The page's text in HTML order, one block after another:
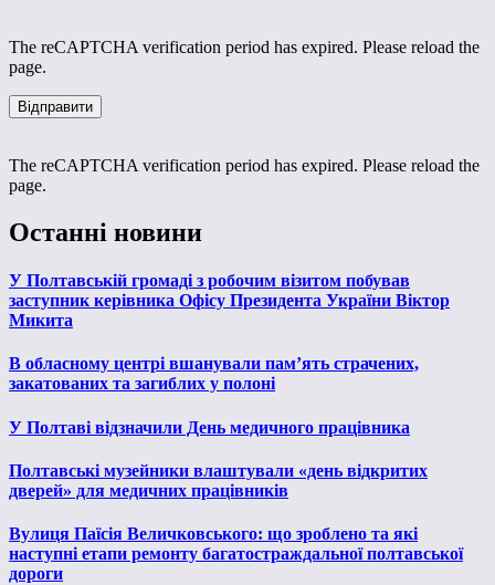
The reCAPTCHA verification period has expired. Please reload the
page.
The reCAPTCHA verification period has expired. Please reload the
page.
Останні новини
У Полтавській громаді з робочим візитом побував
заступник керівника Офісу Президента України Віктор
Микита
В обласному центрі вшанували пам’ять страчених,
закатованих та загиблих у полоні
У Полтаві відзначили День медичного працівника
Полтавські музейники влаштували «день відкритих
дверей» для медичних працівників
Вулиця Паїсія Величковського: що зроблено та які
наступні етапи ремонту багатостраждальної полтавської
дороги